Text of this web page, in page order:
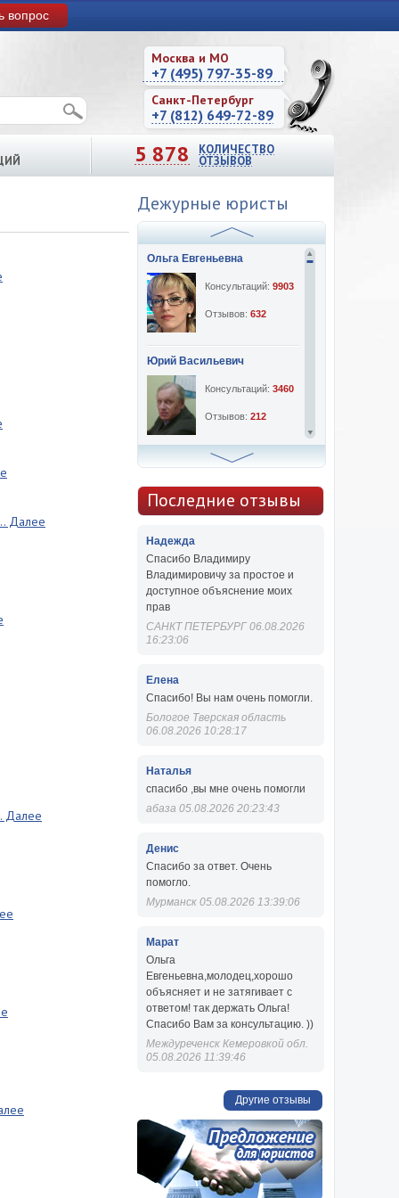
вопрос
Москва и МО
+7 (495) 797-35-89
Санкт-Петербург
+7 (812) 649-72-89
5 878 КОЛИЧЕСТВО
ОТЗЫВОВ
Далее
Далее
Дежурные юристы
Ольга Евгеньевна
Консультаций: 9903
Отзывов: 632
Юрий Васильевич
Консультаций: 3460
Отзывов: 212
Алексей Сергеевич
Отзывов:47
Последние отзывы
Надежда
Спасибо Владимиру
Владимировичу за простое и
доступное объяснение моих
прав
САНКТ ПЕТЕРБУРГ 06.08.2026
16:23:06
Елена
Спасибо! Вы нам очень помогли.
Бологое Тверская область
06.08.2026 10:28:17
Наталья
спасибо ,вы мне очень помогли
абаза 05.08.2026 20:23:43
Денис
Спасибо за ответ. Очень
помогло.
Мурманск 05.08.2026 13:39:06
Марат
Ольга
Евгеньевна,молодец,хорошо
объясняет и не затягивает с
ответом! так держать Ольга!
Спасибо Вам за консультацию. ))
Междуреченск Кемеровкой обл.
05.08.2026 11:39:46
Другие отзывы